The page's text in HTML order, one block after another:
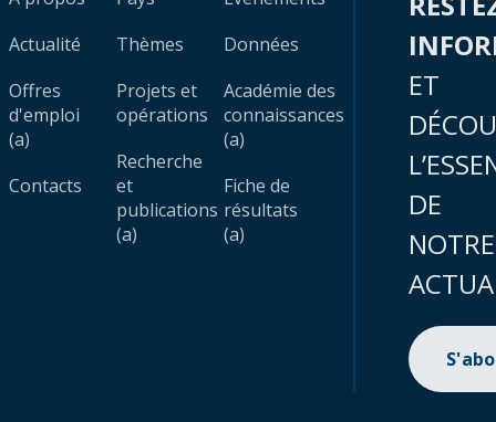
Actualité
Offres
d'emploi
(a)
Contacts
Thèmes
Projets et
opérations
Recherche
et
publications
(a)
Données
Académie des
connaissances
(a)
Fiche de
résultats
(a)
ET
DE
NOTRE